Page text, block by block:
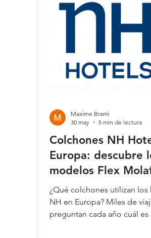
Colchones NH
Europa: descubre
modelos Flex
hotel collection
por la cadena
¿Qué colchones utilizan los
NH en Europa? Miles de
preguntan cada año cuál es
Maxime Brami
30 may
5 min de lectura